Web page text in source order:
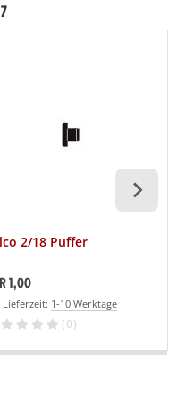
2/18 Puffer
1,00
Lieferzeit: 1-10 Werktage
(0)